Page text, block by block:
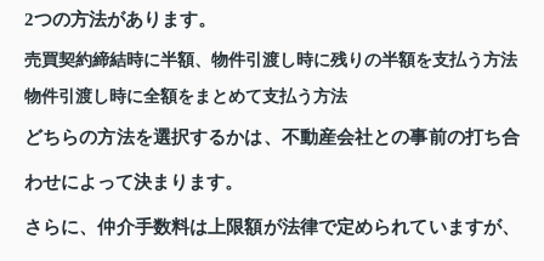
2つの方法があります。
売買契約締結時に半額、物件引渡し時に残りの半額を支払う方法
物件引渡し時に全額をまとめて支払う方法
どちらの方法を選択するかは、不動産会社との事前の打ち合
わせによって決まります。
さらに、仲介手数料は上限額が法律で定められていますが、